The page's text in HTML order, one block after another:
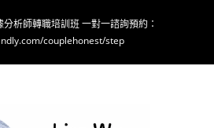
分析師轉職培訓班 一對一諮詢預約：
couplehonest/step